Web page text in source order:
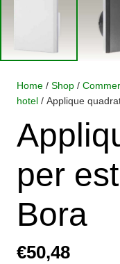
Home / Shop /
hotel / Applique
per
Bora
€50,48